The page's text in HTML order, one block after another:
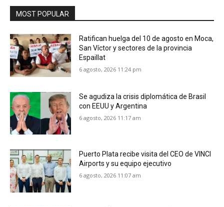
MOST POPULAR
Ratifican huelga del 10 de agosto en Moca,
San Víctor y sectores de la provincia
Espaillat
6 agosto, 2026 11:24 pm
Se agudiza la crisis diplomática de Brasil
con EEUU y Argentina
6 agosto, 2026 11:17 am
Puerto Plata recibe visita del CEO de VINCI
Airports y su equipo ejecutivo
6 agosto, 2026 11:07 am